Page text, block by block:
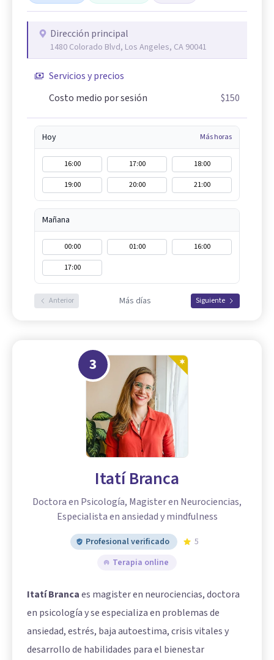
Dirección principal
1480 Colorado Blvd, Los Angeles, CA 90041
Servicios y precios
Costo medio por sesión
$150
Hoy Más horas
16:00 17:00
18:00
19:00
20:00 21:00
Mañana
00:00 01:00
16:00
17:00
Anterior Más días Siguiente
3
Itatí Branca
Doctora en Psicología, Magister en Neurociencias,
Especialista en ansiedad y mindfulness
Profesional verificado
5
Terapia online
Itatí Brancaes magister en neurociencias, doctora
en psicología y se especializa en problemas de
ansiedad, estrés, baja autoestima, crisis vitales y
desarrollo de habilidades para el bienestar